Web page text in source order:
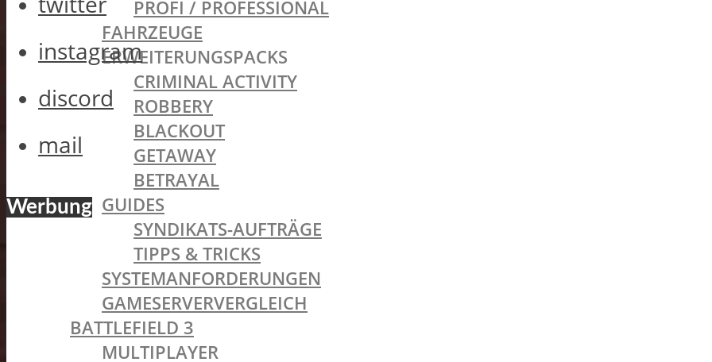
PROFI / PROFESSIONAL
FAHRZEUGE
ERWEITERUNGSPACKS
CRIMINAL ACTIVITY
ROBBERY
BLACKOUT
GETAWAY
BETRAYAL
GUIDES
SYNDIKATS-AUFTRÄGE
TIPPS & TRICKS
SYSTEMANFORDERUNGEN
GAMESERVERVERGLEICH
BATTLEFIELD 3
MULTIPLAYER
instagram
discord
mail
Werbung